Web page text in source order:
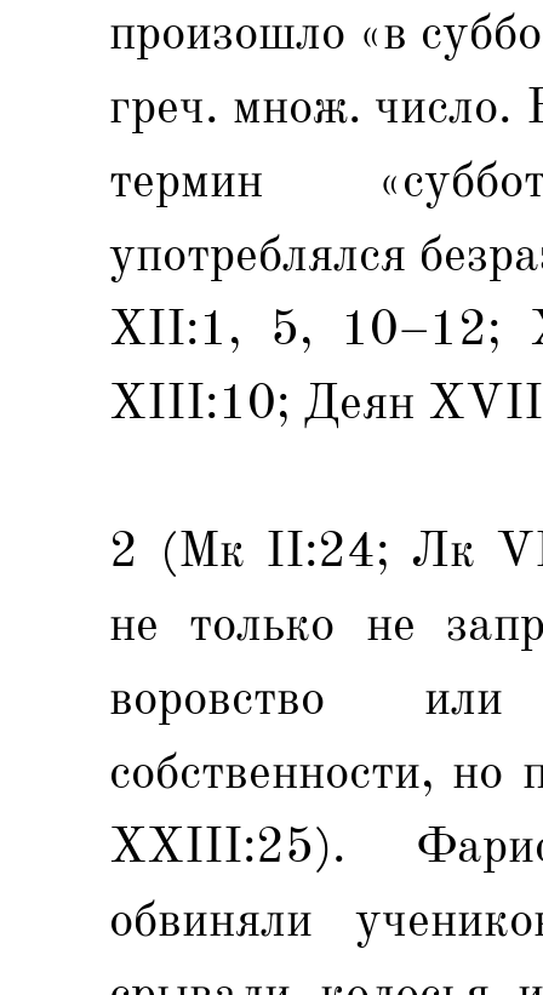
произошло «в
греч. множ. число.
термин
употреблялся
XII:1, 5, 10–12;
XIII:10; Деян
2 (Мк II:24; Лк
не только не
воровство
собственности, но
XXIII:25).
обвиняли